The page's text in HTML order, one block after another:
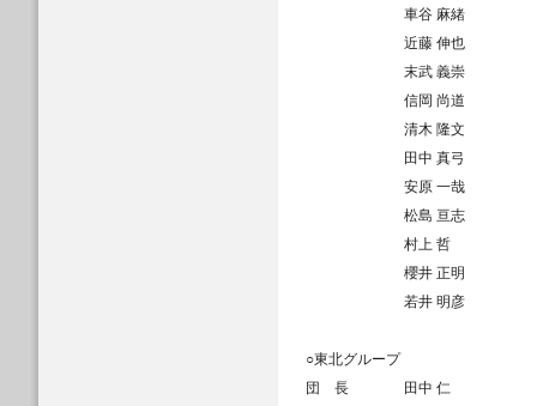
車谷 麻緒
近藤 伸也
末武 義崇
信岡 尚道
清木 隆文
田中 真弓
安原 一哉
松島 亘志
村上 哲
櫻井 正明
若井 明彦
○東北グループ
団 長
田中 仁